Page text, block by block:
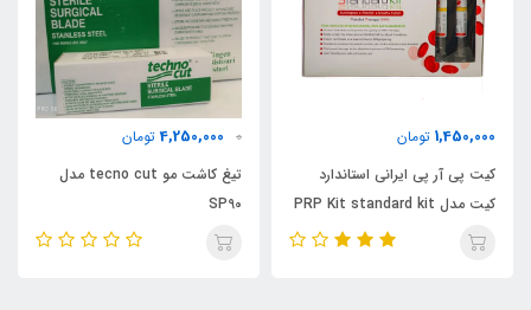
1,450,000 تومان
کیت پی آر پی ایرانی استاندارد
کیت مدل PRP Kit standard kit
LPRP 4
0
4,250,000 تومان
تیغ کاشت مو tecno cut مدل
SP90